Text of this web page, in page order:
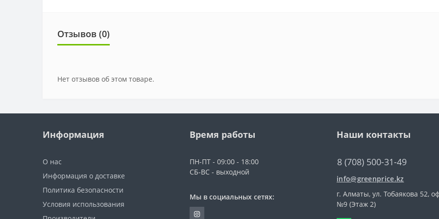
Отзывов (0)
Нет отзывов об этом товаре.
Информация
О нас
Информация о доставке
Политика безопасности
Условия использования
Время работы
ПН-ПТ - 09:00 - 18:00
СБ-ВС - выходной
Мы в социальных сетях:
Наши контакты
8 (708) 500-31-49
info@greenprice.kz
г. Алматы, ул. Тобаякова 52,
№9 (Этаж 2)